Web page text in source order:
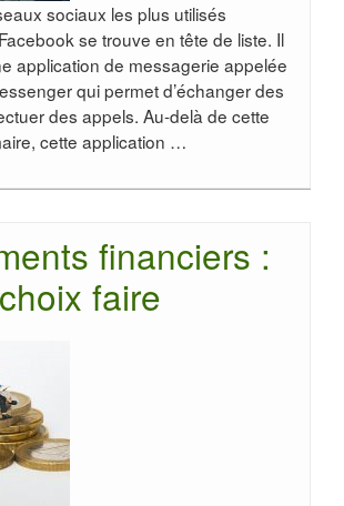
sociaux les plus utilisés
se trouve en tête de liste. Il
application de messagerie appelée
qui permet d’échanger des
des appels. Au-delà de cette
cette application …
financiers :
faire